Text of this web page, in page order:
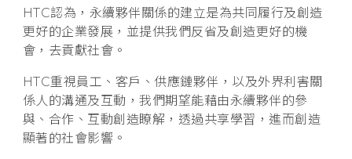
人
聯
絡
資
HTC認為，永續夥伴關係的建立是為共同履行及創造
更好的企業發展，並提供我們反省及創造更好的機
會，去貢獻社會。
HTC重視員工、客戶、供應鏈夥伴，以及外界利害關
係人的溝通及互動，我們期望能藉由永續夥伴的參
與、合作、互動創造瞭解，透過共享學習，進而創造
顯著的社會影響。